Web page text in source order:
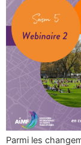
Parmi les